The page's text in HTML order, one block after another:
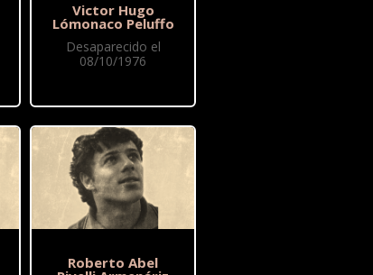
Victor Hugo
Lómonaco Peluffo
Desaparecido el
08/10/1976
Roberto Abel